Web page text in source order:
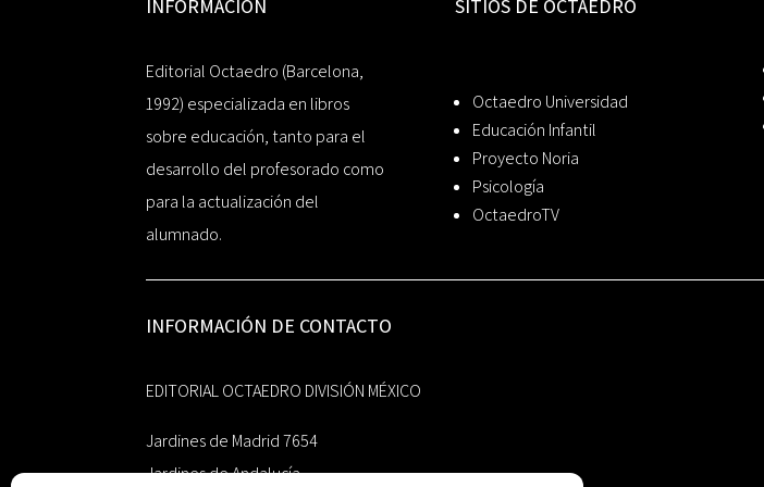
INFORMACIÓN
Editorial Octaedro (Barcelona,
1992) especializada en libros
sobre educación, tanto para el
desarrollo del profesorado como
para la actualización del
alumnado.
SITIOS DE OCTAEDRO
Octaedro Universidad
Educación Infantil
Proyecto Noria
Psicología
OctaedroTV
INFORMACIÓN DE CONTACTO
EDITORIAL OCTAEDRO DIVISIÓN MÉXICO
Jardines de Madrid 7654
Jardines de Andalucía